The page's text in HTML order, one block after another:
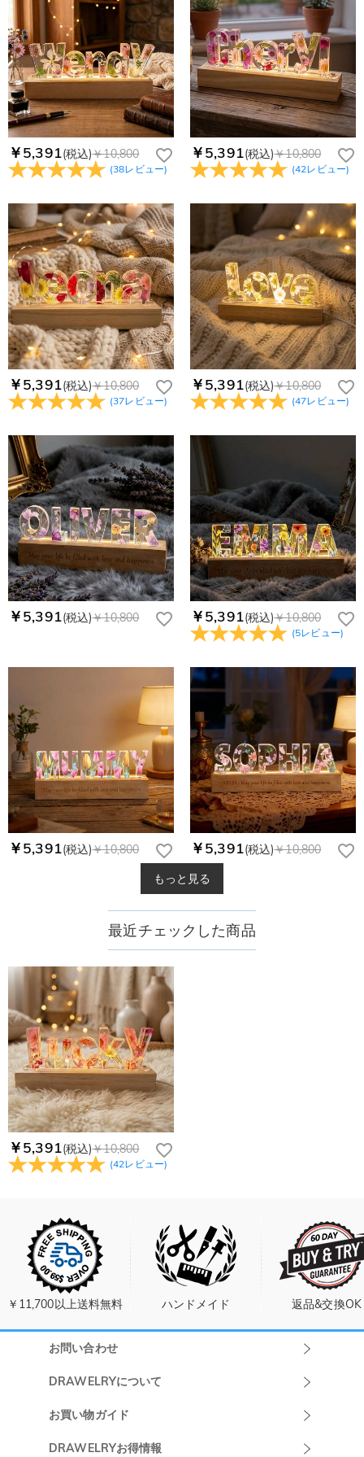
￥5,391(税込)￥10,800
(38レビュー)
￥5,391(税込)￥10,800
(42レビュー)
￥5,391(税込)￥10,800
(37レビュー)
￥5,391(税込)￥10,800
(47レビュー)
￥5,391(税込)￥10,800 ￥5,391(税込)￥10,800
(5レビュー)
￥5,391(税込)￥10,800 ￥5,391(税込)￥10,800
もっと見る
最近チェックした商品
￥5,391(税込)￥10,800
(42レビュー)
￥11,700以上送料無料 ハンドメイド 返品&交換OK
お問い合わせ
DRAWELRYについて
DRAWELRYについて
お買い物ガイド
発送について
DRAWELRYお得情報